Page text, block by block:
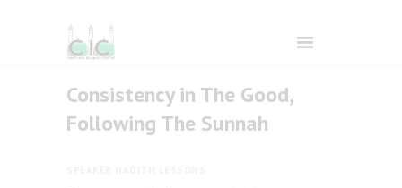
Consistency in The Good,
Following The Sunnah